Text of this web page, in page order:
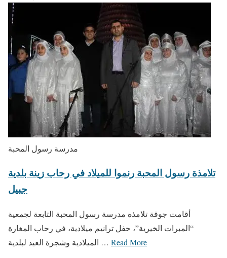
مدرسة رسول المحبة
تلامذة رسول المحبة رنموا للميلاد في رحاب زينة بلدية
جبيل
أقامت جوقة تلامذة مدرسة رسول المحبة التابعة لجمعية
“المبرات الخيرية”، حفل ترانيم ميلادية، في رحاب المغارة
الميلادية وشجرة العيد لبلدية … Read More